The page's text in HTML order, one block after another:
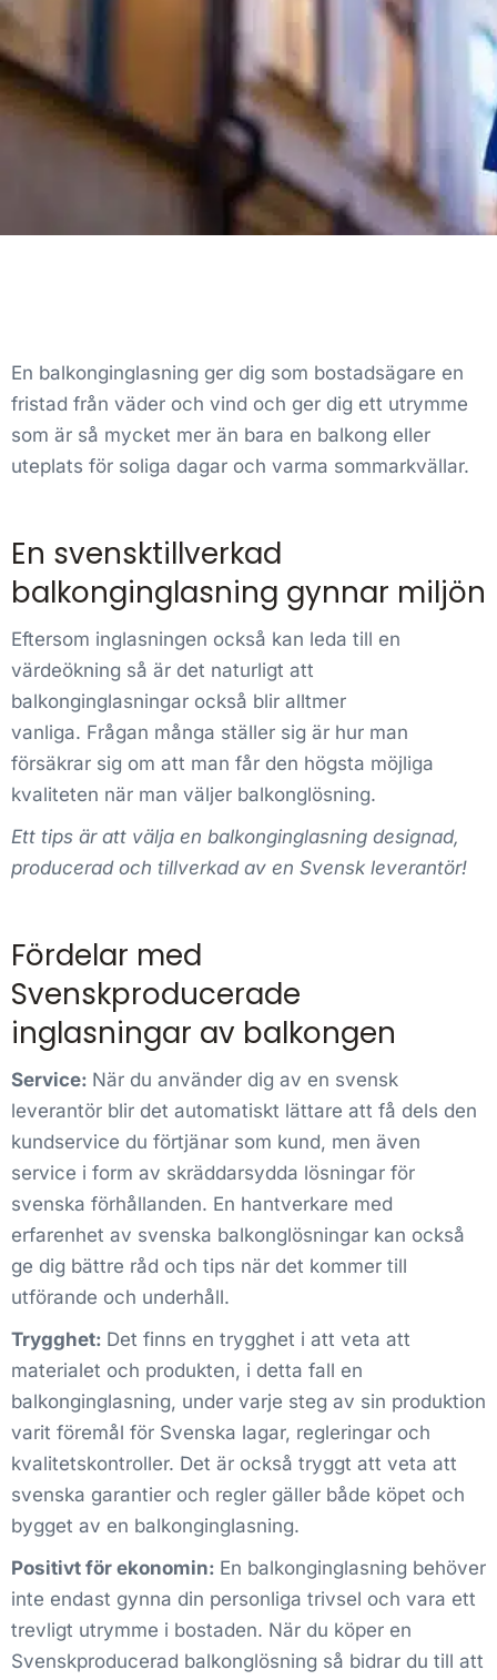
En balkonginglasning ger dig som bostadsägare en
fristad från väder och vind och ger dig ett utrymme
som är så mycket mer än bara en balkong eller
uteplats för soliga dagar och varma sommarkvällar.
En svensktillverkad
balkonginglasning gynnar miljön
Eftersom inglasningen också kan leda till en
värdeökning så är det naturligt att
balkonginglasningar också blir alltmer
vanliga. Frågan många ställer sig är hur man
försäkrar sig om att man får den högsta möjliga
kvaliteten när man väljer balkonglösning.
Ett tips är att välja en balkonginglasning designad,
producerad och tillverkad av en Svensk leverantör!
Fördelar med
Svenskproducerade
inglasningar av balkongen
Service: När du använder dig av en svensk
leverantör blir det automatiskt lättare att få dels den
kundservice du förtjänar som kund, men även
service i form av skräddarsydda lösningar för
svenska förhållanden. En hantverkare med
erfarenhet av svenska balkonglösningar kan också
ge dig bättre råd och tips när det kommer till
utförande och underhåll.
Trygghet: Det finns en trygghet i att veta att
materialet och produkten, i detta fall en
balkonginglasning, under varje steg av sin produktion
varit föremål för Svenska lagar, regleringar och
kvalitetskontroller. Det är också tryggt att veta att
svenska garantier och regler gäller både köpet och
bygget av en balkonginglasning.
Positivt för ekonomin: En balkonginglasning behöver
inte endast gynna din personliga trivsel och vara ett
trevligt utrymme i bostaden. När du köper en
Svenskproducerad balkonglösning så bidrar du till att